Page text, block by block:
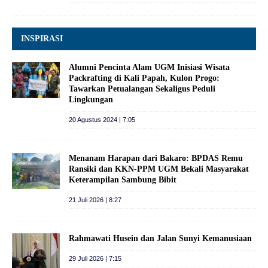
INSPIRASI
Alumni Pencinta Alam UGM Inisiasi Wisata
Packrafting di Kali Papah, Kulon Progo:
Tawarkan Petualangan Sekaligus Peduli
Lingkungan
20 Agustus 2024 | 7:05
Menanam Harapan dari Bakaro: BPDAS Remu
Ransiki dan KKN-PPM UGM Bekali Masyarakat
Keterampilan Sambung Bibit
21 Juli 2026 | 8:27
Rahmawati Husein dan Jalan Sunyi Kemanusiaan
29 Juli 2026 | 7:15